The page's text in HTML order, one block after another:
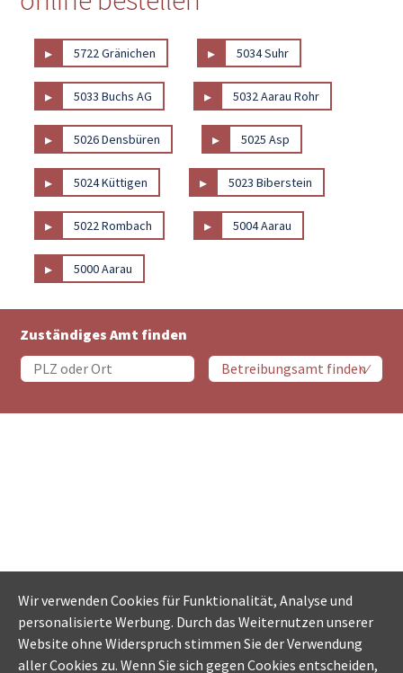
▸ 5722 Gränichen ▸ 5034 Suhr
▸ 5033 Buchs AG ▸ 5032 Aarau Rohr
▸ 5026 Densbüren ▸ 5025 Asp
▸ 5024 Küttigen ▸ 5023 Biberstein
▸ 5022 Rombach ▸ 5004 Aarau
▸ 5000 Aarau
Zuständiges Amt finden
Wir verwenden Cookies für Funktionalität, Analyse und
personalisierte Werbung. Durch das Weiternutzen unserer
Website ohne Widerspruch stimmen Sie der Verwendung
aller Cookies zu. Wenn Sie sich gegen Cookies entscheiden,